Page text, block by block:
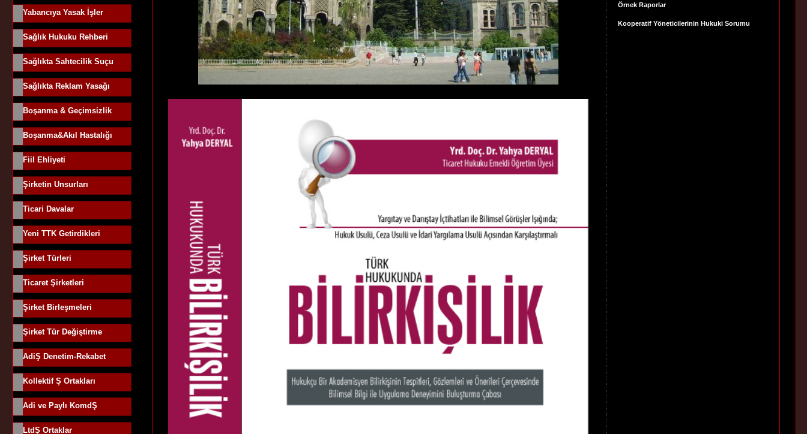
Yabancıya Yasak İşler
Sağlık Hukuku Rehberi
Sağlıkta Sahtecilik Suçu
Sağlıkta Reklam Yasağı
Boşanma & Geçimsizlik
Boşanma&Akıl Hastalığı
Fiil Ehliyeti
Şirketin Unsurları
Ticari Davalar
Yeni TTK Getirdikleri
Şirket Türleri
Ticaret Şirketleri
Şirket Birleşmeleri
Şirket Tür Değiştirme
AdiŞ Denetim-Rekabet
Kollektif Ş Ortakları
Adi ve Paylı KomdŞ
LtdŞ Ortaklar
Örnek Raporlar
Kooperatif Yöneticilerinin Hukuki Sorumu